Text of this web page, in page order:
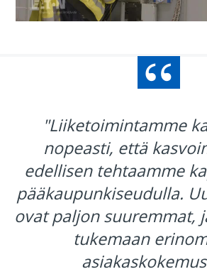
"Liiketoimintamme
nopeasti, että
edellisen tehtaamme
pääkaupunkiseudulla.
ovat paljon suuremmat,
tukemaan